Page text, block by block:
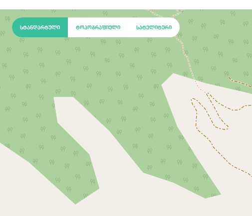
სტანდარტული ტოპოგრაფიული სატელიტური